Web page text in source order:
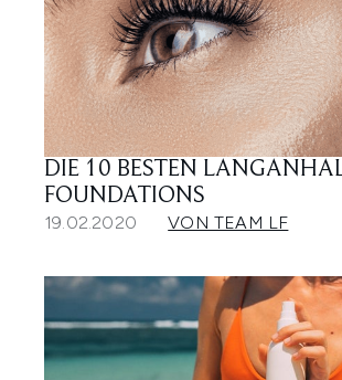
DIE 10 BESTEN
FOUNDATIONS
19.02.2020 VON TEAM LF